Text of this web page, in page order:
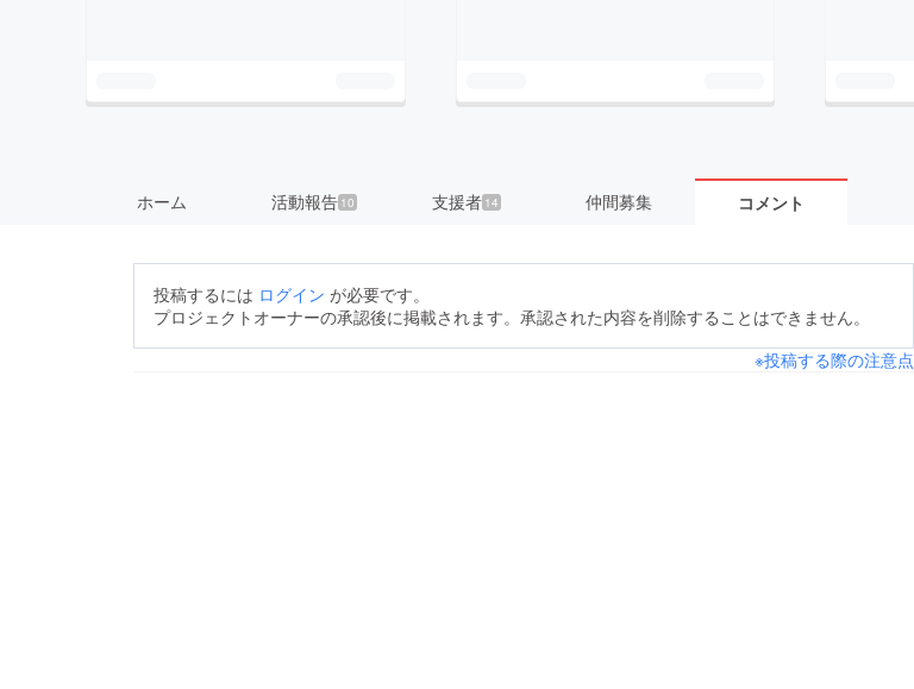
ホーム 活動報告 10 支援者 14 仲間募集 コメント
投稿するには ログイン が必要です。
プロジェクトオーナーの承認後に掲載されます。承認された内容を削除することはできません。
※投稿する際の注意点